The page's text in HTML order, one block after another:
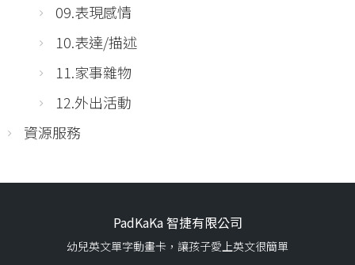
09.表現感情
10.表達/描述
11.家事雜物
12.外出活動
資源服務
PadKaKa 智捷有限公司
幼兒英文單字動畫卡，讓孩子愛上英文很簡單